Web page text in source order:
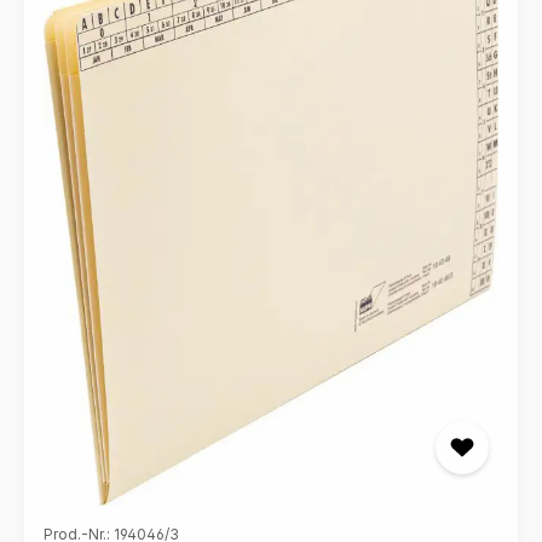
Stauraum und flexible Einteilungsmöglichkeiten, während
das fünfte Fach mit Bodenfalte auch größere
Papiermengen mühelos aufnimmt. Diese Mappe ist für
Papiermengen bis zu 300 Blatt konzipiert und somit
bestens für umfangreiche Projekte geeignet. Der
hochwertige Natronkarton sorgt für Stabilität und
Langlebigkeit, sodass Ihre Unterlagen jederzeit optimal
geschützt sind. Erleben Sie, wie einfach und angenehm
Dokumentenmanagement sein kann – mit der MAPPEI
Fächermappe. Organisationsdruck für eine klare
Strukturierung Registerstanzung im 5-er Schnitt zur
einfachen Handhabung Fach 5 mit Bodenfalte für
größere Papiermengen Für Papiermengen bis ca. 300
Blatt Natronkarton 230g/qm Ideal für Büro, Schule,
Studium und privaten Gebrauch Passend zur
Aufbewahrung in der MAPPEI-Ordnungsbox (vertikale
Registratur)
Prod.-Nr.: 194046/3